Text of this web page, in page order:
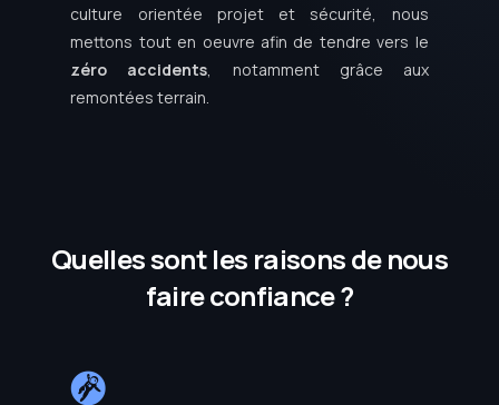
culture orientée projet et sécurité, nous
mettons tout en oeuvre afin de tendre vers le
zéro accidents, notamment grâce aux
remontées terrain.
Quelles sont les raisons de nous
faire confiance ?